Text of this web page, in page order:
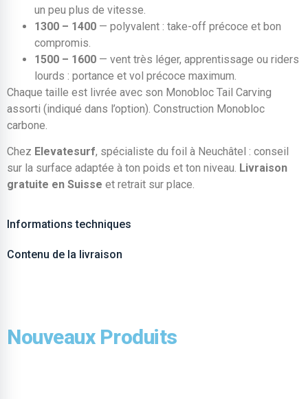
un peu plus de vitesse.
1300 – 1400 — polyvalent : take-off précoce et bon
compromis.
1500 – 1600 — vent très léger, apprentissage ou riders
lourds : portance et vol précoce maximum.
Chaque taille est livrée avec son Monobloc Tail Carving
assorti (indiqué dans l’option). Construction Monobloc
carbone.
Chez Elevatesurf, spécialiste du foil à Neuchâtel : conseil
sur la surface adaptée à ton poids et ton niveau. Livraison
gratuite en Suisse et retrait sur place.
Informations techniques
Contenu de la livraison
Nouveaux Produits